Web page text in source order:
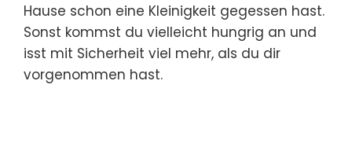
Hause schon eine Kleinigkeit gegessen hast.
Sonst kommst du vielleicht hungrig an und
isst mit Sicherheit viel mehr, als du dir
vorgenommen hast.